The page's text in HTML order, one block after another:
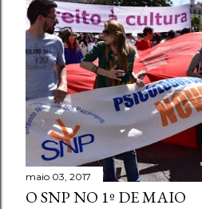
maio 03, 2017
O SNP NO 1º DE MAIO